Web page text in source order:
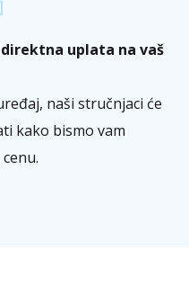
uplata na vaš
naši stručnjaci će
kako bismo vam